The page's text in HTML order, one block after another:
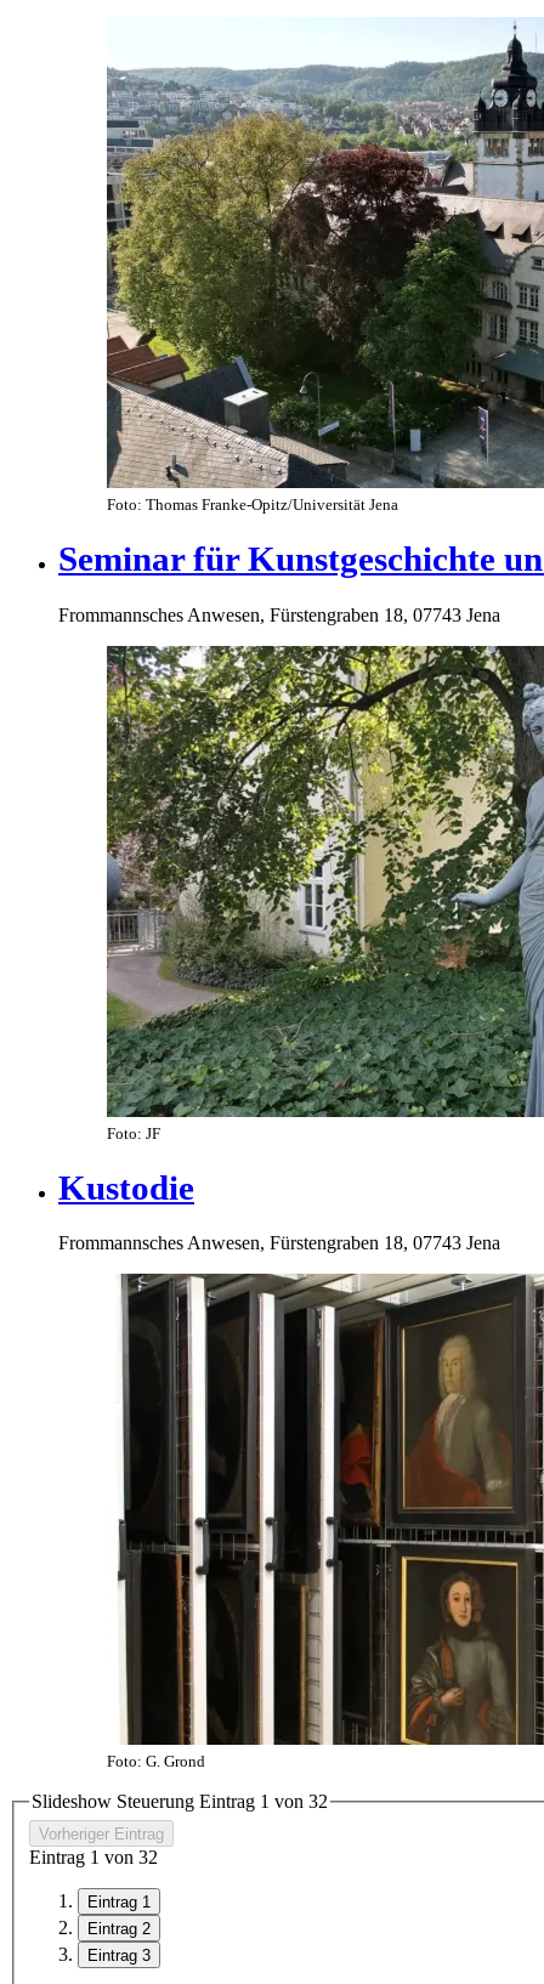
Foto: Thomas Franke-Opitz/Universität Jena
Seminar für Kunstgeschichte
Frommannsches Anwesen, Fürstengraben 18, 07743 Jena
Foto: JF
Kustodie
Frommannsches Anwesen, Fürstengraben 18, 07743 Jena
Foto: G. Grond
Slideshow Steuerung Eintrag 1 von 32
Vorheriger Eintrag
Eintrag 1 von 32
Eintrag 1
Eintrag 2
Eintrag 3